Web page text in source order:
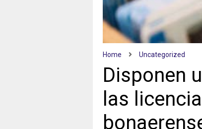
Home Uncategorized
Disponen
las